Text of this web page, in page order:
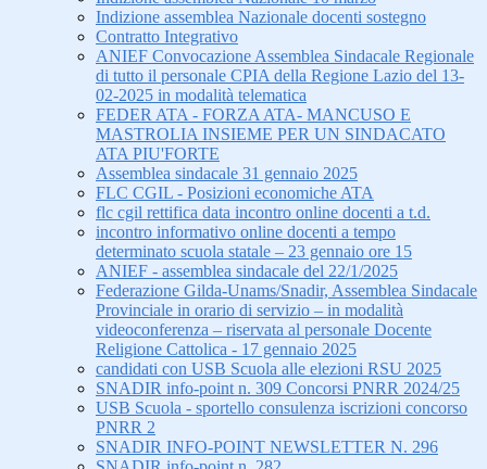
Indizione assemblea Nazionale docenti sostegno
Contratto Integrativo
ANIEF Convocazione Assemblea Sindacale Regionale
di tutto il personale CPIA della Regione Lazio del 13-
02-2025 in modalità telematica
FEDER ATA - FORZA ATA- MANCUSO E
MASTROLIA INSIEME PER UN SINDACATO
ATA PIU'FORTE
Assemblea sindacale 31 gennaio 2025
FLC CGIL - Posizioni economiche ATA
flc cgil rettifica data incontro online docenti a t.d.
incontro informativo online docenti a tempo
determinato scuola statale – 23 gennaio ore 15
ANIEF - assemblea sindacale del 22/1/2025
Federazione Gilda-Unams/Snadir, Assemblea Sindacale
Provinciale in orario di servizio – in modalità
videoconferenza – riservata al personale Docente
Religione Cattolica - 17 gennaio 2025
candidati con USB Scuola alle elezioni RSU 2025
SNADIR info-point n. 309 Concorsi PNRR 2024/25
USB Scuola - sportello consulenza iscrizioni concorso
PNRR 2
SNADIR INFO-POINT NEWSLETTER N. 296